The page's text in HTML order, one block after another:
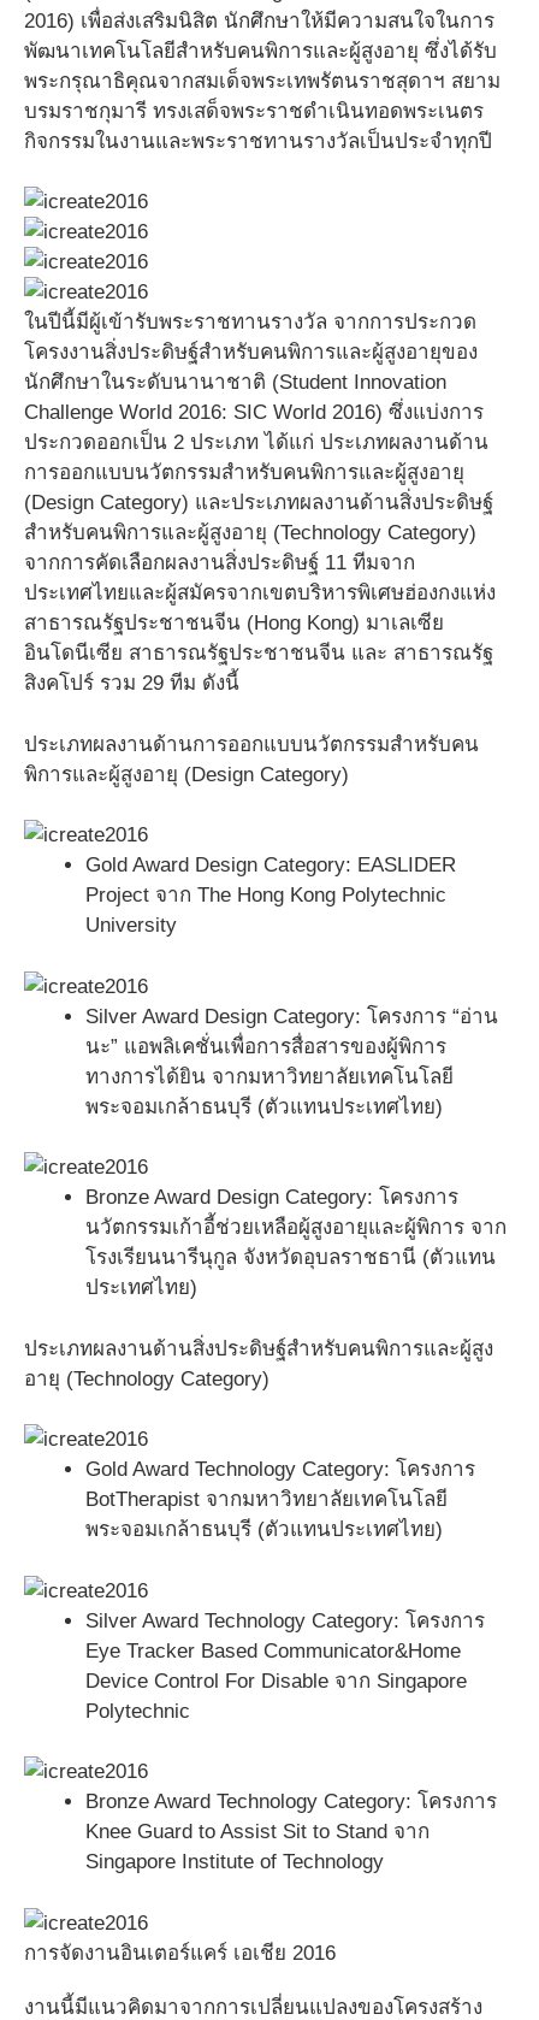
2016) เพื่อส่งเสริมนิสิต นักศึกษาให้มีความสนใจในการ
พัฒนาเทคโนโลยีสำหรับคนพิการและผู้สูงอายุ ซึ่งได้รับ
พระกรุณาธิคุณจากสมเด็จพระเทพรัตนราชสุดาฯ สยาม
บรมราชกุมารี ทรงเสด็จพระราชดำเนินทอดพระเนตร
กิจกรรมในงานและพระราชทานรางวัลเป็นประจำทุกปี
ในปีนี้มีผู้เข้ารับพระราชทานรางวัล จากการประกวด
โครงงานสิ่งประดิษฐ์สำหรับคนพิการและผู้สูงอายุของ
นักศึกษาในระดับนานาชาติ (Student Innovation
Challenge World 2016: SIC World 2016) ซึ่งแบ่งการ
ประกวดออกเป็น 2 ประเภท ได้แก่ ประเภทผลงานด้าน
การออกแบบนวัตกรรมสำหรับคนพิการและผู้สูงอายุ
(Design Category) และประเภทผลงานด้านสิ่งประดิษฐ์
สำหรับคนพิการและผู้สูงอายุ (Technology Category)
จากการคัดเลือกผลงานสิ่งประดิษฐ์ 11 ทีมจาก
ประเทศไทยและผู้สมัครจากเขตบริหารพิเศษฮ่องกงแห่ง
สาธารณรัฐประชาชนจีน (Hong Kong) มาเลเซีย
อินโดนีเซีย สาธารณรัฐประชาชนจีน และ สาธารณรัฐ
สิงคโปร์ รวม 29 ทีม ดังนี้
ประเภทผลงานด้านการออกแบบนวัตกรรมสำหรับคน
พิการและผู้สูงอายุ (Design Category)
Gold Award Design Category: EASLIDER
Project จาก The Hong Kong Polytechnic
University
Silver Award Design Category: โครงการ “อ่าน
นะ” แอพลิเคชั่นเพื่อการสื่อสารของผู้พิการ
ทางการได้ยิน จากมหาวิทยาลัยเทคโนโลยี
พระจอมเกล้าธนบุรี (ตัวแทนประเทศไทย)
Bronze Award Design Category: โครงการ
นวัตกรรมเก้าอี้ช่วยเหลือผู้สูงอายุและผู้พิการ จาก
โรงเรียนนารีนุกูล จังหวัดอุบลราชธานี (ตัวแทน
ประเทศไทย)
ประเภทผลงานด้านสิ่งประดิษฐ์สำหรับคนพิการและผู้สูง
อายุ (Technology Category)
Gold Award Technology Category: โครงการ
BotTherapist จากมหาวิทยาลัยเทคโนโลยี
พระจอมเกล้าธนบุรี (ตัวแทนประเทศไทย)
Silver Award Technology Category: โครงการ
Eye Tracker Based Communicator&Home
Device Control For Disable จาก Singapore
Polytechnic
Bronze Award Technology Category: โครงการ
Knee Guard to Assist Sit to Stand จาก
Singapore Institute of Technology
การจัดงานอินเตอร์แคร์ เอเชีย 2016
งานนี้มีแนวคิดมาจากการเปลี่ยนแปลงของโครงสร้าง